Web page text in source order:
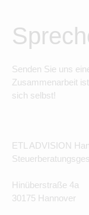
Senden Sie uns
Zusammenarbeit
sich selbst!
ETL ADVISION
Hinüberstraße 4a
30175 Hannover